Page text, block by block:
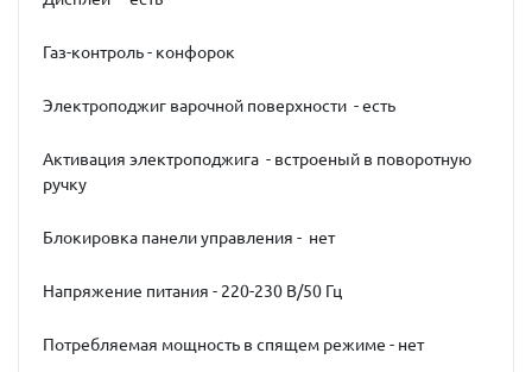
Газ-контроль - конфорок
Электроподжиг варочной поверхности - есть
Активация электроподжига - встроеный в поворотную
ручку
Блокировка панели управления - нет
Напряжение питания - 220-230 В/50 Гц
Потребляемая мощность в спящем режиме - нет